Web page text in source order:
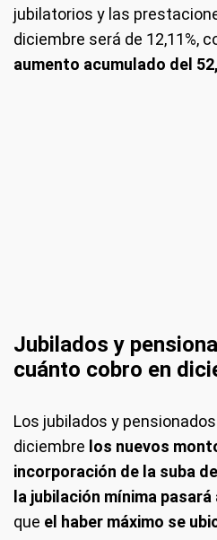
jubilatorios y las
diciembre será de 12,11%,
aumento acumulado del
Jubilados y
cuánto cobro en
Los jubilados y
diciembre los nuevos
incorporación de la suba
la jubilación mínima pasará
que el haber máximo se